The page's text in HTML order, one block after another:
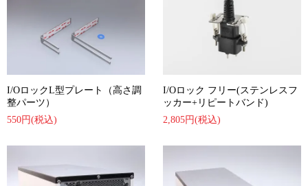
I/OロックL型プレート（高さ調
整パーツ）
550円(税込)
I/Oロック フリー(ステンレスフ
ッカー+リピートバンド)
2,805円(税込)